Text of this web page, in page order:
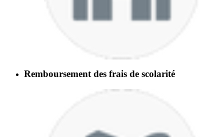
Remboursement des frais de scolarité